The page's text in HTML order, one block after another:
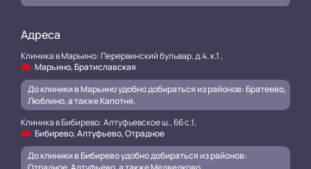
Адреса
Клиника в Марьино: Перервинский бульвар, д.4. к.1 ,
Марьино, Братиславская
До клиники в Марьино удобно добираться из районов: Братеево,
Люблино, а также Капотня.
Клиника в Бибирево: Алтуфьевское ш., 66 с.1,
Бибирево, Алтуфьево, Отрадное
До клиники в Бибирево удобно добираться из районов: